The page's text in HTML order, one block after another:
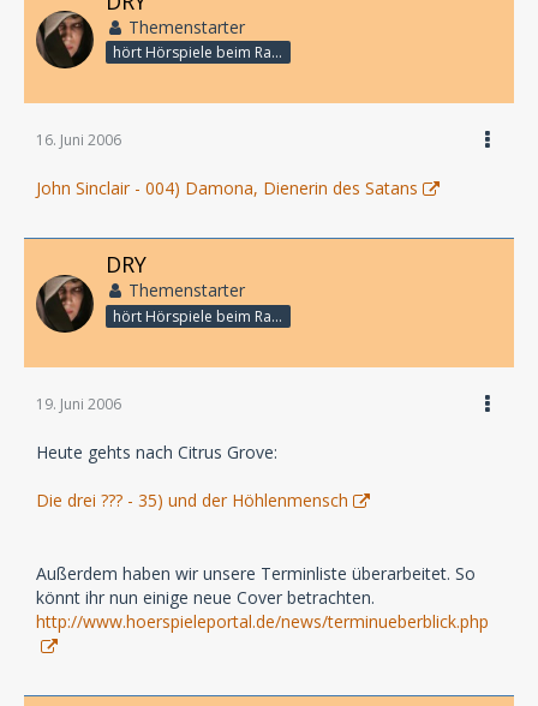
Themenstarter
hört Hörspiele beim Rasenmähen
16. Juni 2006
John Sinclair - 004) Damona, Dienerin des Satans
DRY
Themenstarter
hört Hörspiele beim Rasenmähen
19. Juni 2006
Heute gehts nach Citrus Grove:
Die drei ??? - 35) und der Höhlenmensch
Außerdem haben wir unsere Terminliste überarbeitet. So
könnt ihr nun einige neue Cover betrachten.
http://www.hoerspieleportal.de/news/terminueberblick.php